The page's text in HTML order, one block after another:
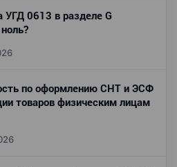
УГД 0613 в разделе G
по оформлению СНТ и ЭСФ
товаров физическим лицам